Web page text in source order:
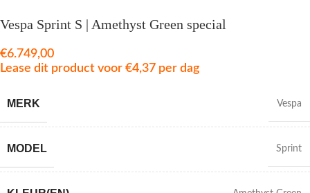
Vespa Sprint S | Amethyst Green special
€6.749,00
Lease dit product voor €4,37 per dag
MERK Vespa
MODEL Sprint